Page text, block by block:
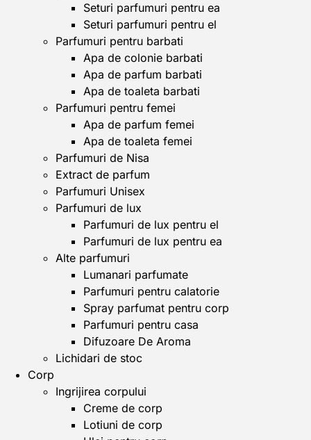
Seturi parfumuri pentru ea
Seturi parfumuri pentru el
Parfumuri pentru barbati
Apa de colonie barbati
Apa de parfum barbati
Apa de toaleta barbati
Parfumuri pentru femei
Apa de parfum femei
Apa de toaleta femei
Parfumuri de Nisa
Extract de parfum
Parfumuri Unisex
Parfumuri de lux
Parfumuri de lux pentru el
Parfumuri de lux pentru ea
Alte parfumuri
Lumanari parfumate
Parfumuri pentru calatorie
Spray parfumat pentru corp
Parfumuri pentru casa
Difuzoare De Aroma
Lichidari de stoc
Corp
Ingrijirea corpului
Creme de corp
Lotiuni de corp